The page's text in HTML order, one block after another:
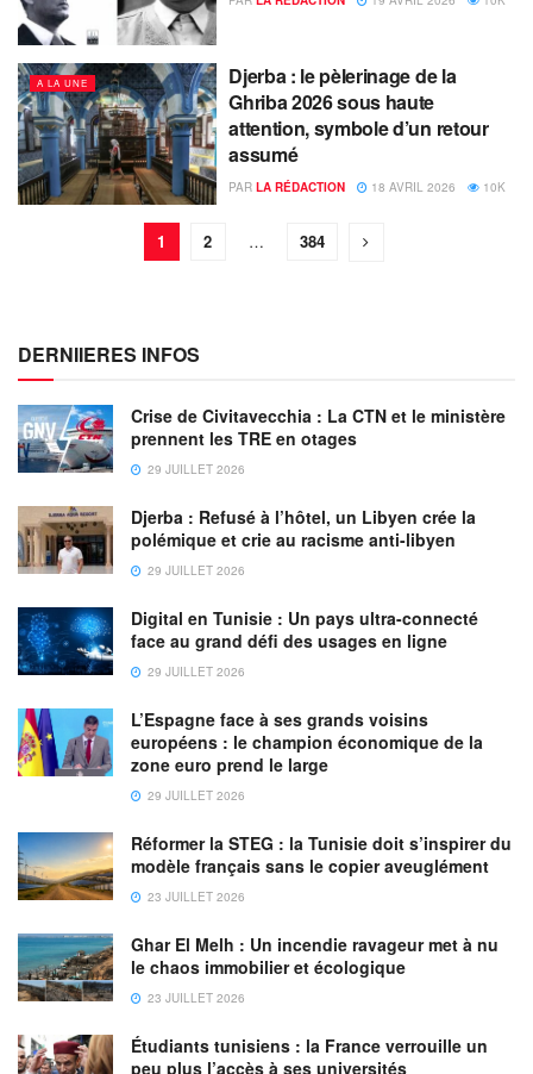
A LA UNE
Djerba : le pèlerinage de la
Ghriba 2026 sous haute
attention, symbole d’un retour
assumé
PAR LA RÉDACTION 18 AVRIL 2026 10K
1 2 … 384
DERNIIERES INFOS
Crise de Civitavecchia : La CTN et le ministère
prennent les TRE en otages
29 JUILLET 2026
Djerba : Refusé à l’hôtel, un Libyen crée la
polémique et crie au racisme anti-libyen
29 JUILLET 2026
Digital en Tunisie : Un pays ultra-connecté
face au grand défi des usages en ligne
29 JUILLET 2026
L’Espagne face à ses grands voisins
européens : le champion économique de la
zone euro prend le large
29 JUILLET 2026
Réformer la STEG : la Tunisie doit s’inspirer du
modèle français sans le copier aveuglément
23 JUILLET 2026
Ghar El Melh : Un incendie ravageur met à nu
le chaos immobilier et écologique
23 JUILLET 2026
Étudiants tunisiens : la France verrouille un
peu plus l’accès à ses universités